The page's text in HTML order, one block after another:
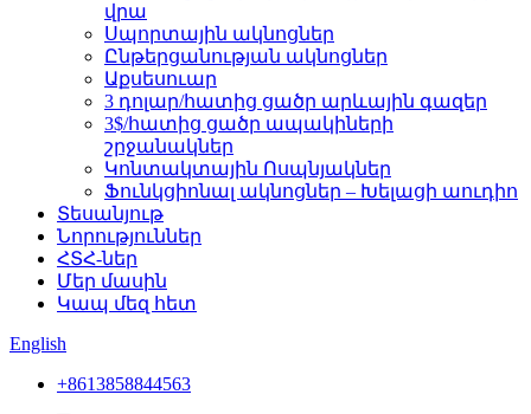
վրա
Սպորտային ակնոցներ
Ընթերցանության ակնոցներ
Աքսեսուար
3 դոլար/հատից ցածր արևային գազեր
3$/հատից ցածր ապակիների
շրջանակներ
Կոնտակտային Ոսպնյակներ
Ֆունկցիոնալ ակնոցներ – Խելացի աուդիո
Տեսանյութ
Նորություններ
ՀՏՀ-ներ
Մեր մասին
Կապ մեզ հետ
English
+8613858844563